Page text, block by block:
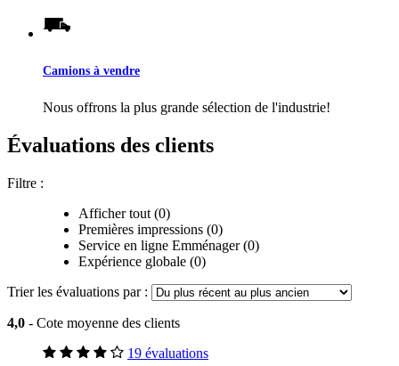
Camions à vendre
Nous offrons la plus grande sélection de l'industrie!
Évaluations des clients
Filtre :
Afficher tout (0)
Premières impressions (0)
Service en ligne Emménager (0)
Expérience globale (0)
Trier les évaluations par :
4,0 - Cote moyenne des clients
19 évaluations